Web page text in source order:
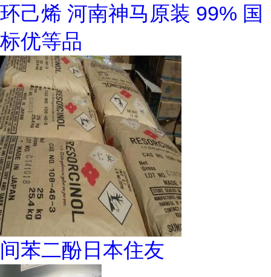
环己烯 河南神马原装 99% 国
标优等品
间苯二酚日本住友